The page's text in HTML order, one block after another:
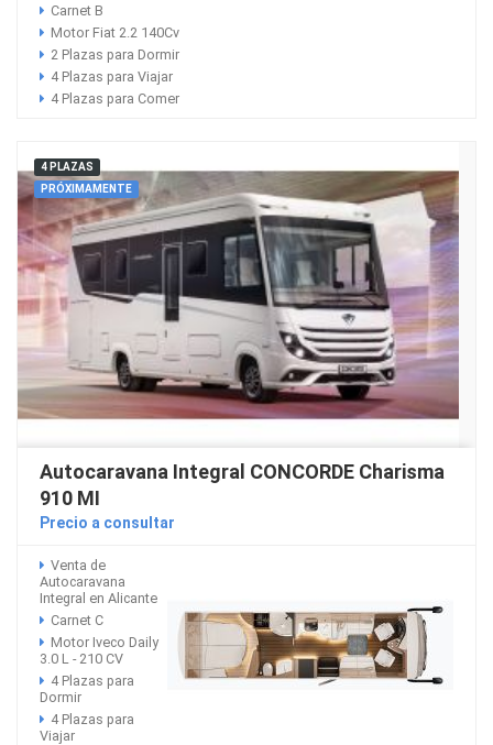
Carnet B
Motor Fiat 2.2 140Cv
2 Plazas para Dormir
4 Plazas para Viajar
4 Plazas para Comer
4 PLAZAS
PRÓXIMAMENTE
Autocaravana Integral CONCORDE Charisma
910 MI
Precio a consultar
Venta de
Autocaravana
Integral en Alicante
Carnet C
Motor Iveco Daily
3.0 L - 210 CV
4 Plazas para
Dormir
4 Plazas para
Viajar